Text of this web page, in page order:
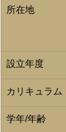
所在地
設立年度
カリキュラム
学年/年齢